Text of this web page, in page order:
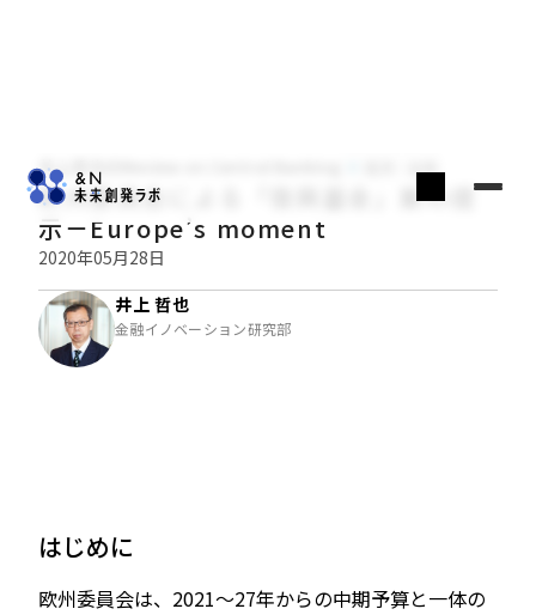
井上哲也のReview on Central Banking
欧州委員会による「復興基金」案の提
示－Europe’s moment
2020年05月28日
井上 哲也
金融イノベーション研究部
はじめに
欧州委員会は、2021～27年からの中期予算と一体の